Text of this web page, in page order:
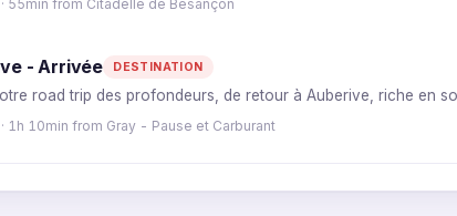
55min from Citadelle de Besançon
- Arrivée DESTINATION
road trip des profondeurs, de retour à Auberive, riche en
1h 10min from Gray - Pause et Carburant